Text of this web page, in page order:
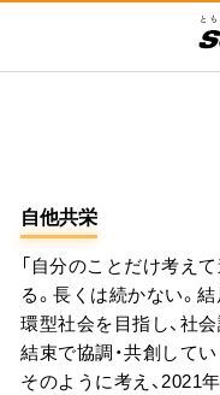
ン
自他共栄
「自分のことだけ考え
る。長くは続かない。
環型社会を目指し、社
結束で協調・共創して
そのように考え、2021